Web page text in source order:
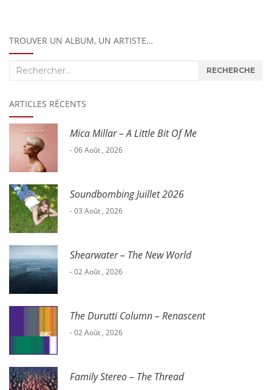
TROUVER UN ALBUM, UN ARTISTE…
Recherche
RECHERCHE
ARTICLES RÉCENTS
Mica Millar – A Little Bit Of Me
- 06 Août , 2026
Soundbombing Juillet 2026
- 03 Août , 2026
Shearwater – The New World
- 02 Août , 2026
The Durutti Column – Renascent
- 02 Août , 2026
Family Stereo – The Thread